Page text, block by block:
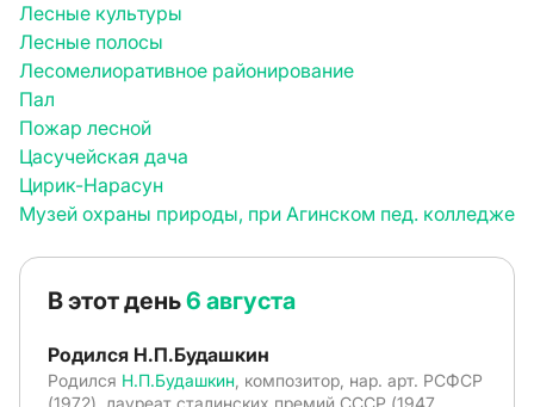
Лесные культуры
Лесные полосы
Лесомелиоративное районирование
Пал
Пожар лесной
Цасучейская дача
Цирик-Нарасун
Музей охраны природы, при Агинском пед. колледже
В этот день6 августа
Родился Н.П.Будашкин
Родился Н.П.Будашкин , композитор, нар. арт. РСФСР
(1972), лауреат сталинских премий СССР (1947,